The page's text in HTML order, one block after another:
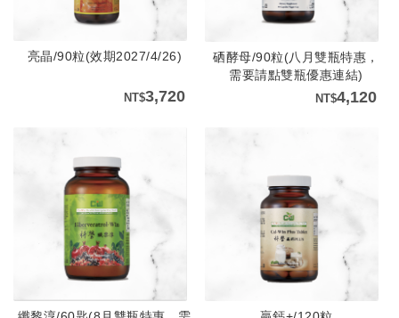
亮晶/90粒(效期2027/4/26)
3,720
硒酵母/90粒(八月雙瓶特惠，
需要請點雙瓶優惠連結)
4,120